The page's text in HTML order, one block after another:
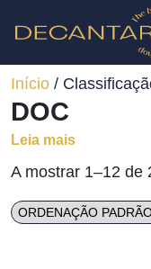
Início /
DOC
Leia mais
A mostrar 1–12 de